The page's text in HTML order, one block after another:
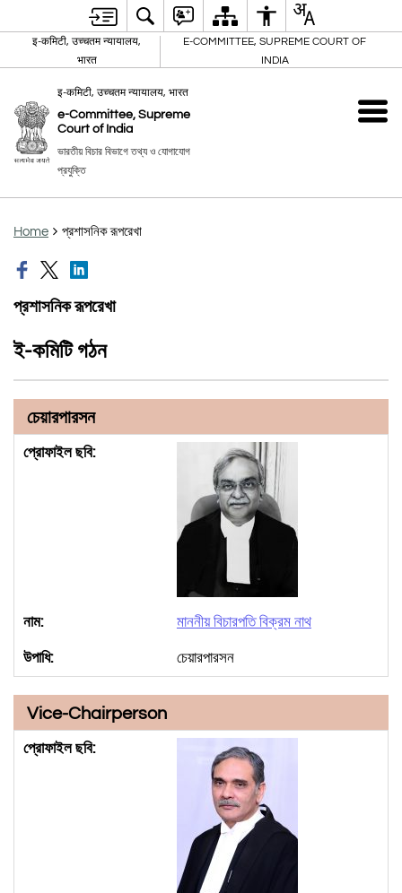
इ-कमिटी, उच्चतम न्यायालय,
भारत
E-COMMITTEE, SUPREME COURT OF
INDIA
इ-कमिटी, उच्चतम न्यायालय, भारत
e-Committee, Supreme
Court of India
ভারতীয় বিচার বিভাগে তথ্য ও যোগাযোগ
প্রযুক্তি
Home প্রশাসনিক রূপরেখা
প্রশাসনিক রূপরেখা
ই-কমিটি গঠন
চেয়ারপারসন
মাননীয় বিচারপতি বিক্রম নাথ
চেয়ারপারসন
Vice-Chairperson